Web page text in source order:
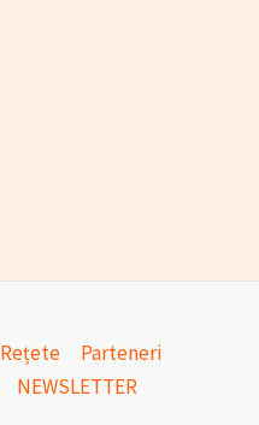
Rețete
Parteneri
NEWSLETTER